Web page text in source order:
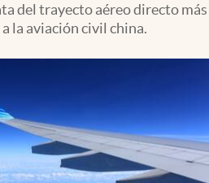
del trayecto aéreo directo más
la aviación civil china.